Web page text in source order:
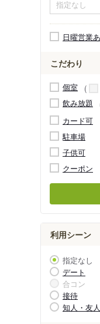
日曜営業
こだわり
個室
飲み放題
カード可
駐車場
子供可
クーポン
利用シーン
指定なし
デート
合コン
接待
知人・友